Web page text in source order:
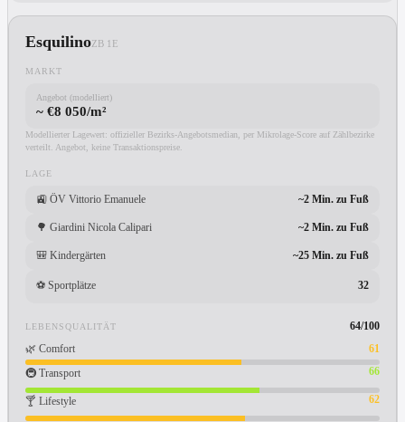
EsquilinoZB 1E
MARKT
Angebot (modelliert)
~ €8 050/m²
Modellierter Lagewert: offizieller Bezirks-Angebotsmedian, per Mikrolage-Score auf Zählbezirke
verteilt. Angebot, keine Transaktionspreise.
LAGE
🚉 ÖV Vittorio Emanuele ~2 Min. zu Fuß
🌳 Giardini Nicola Calipari ~2 Min. zu Fuß
🎒 Kindergärten ~25 Min. zu Fuß
⚽ Sportplätze 32
LEBENSQUALITÄT 64/100
🌿 Comfort
61
🚇 Transport 66
🍸 Lifestyle 62